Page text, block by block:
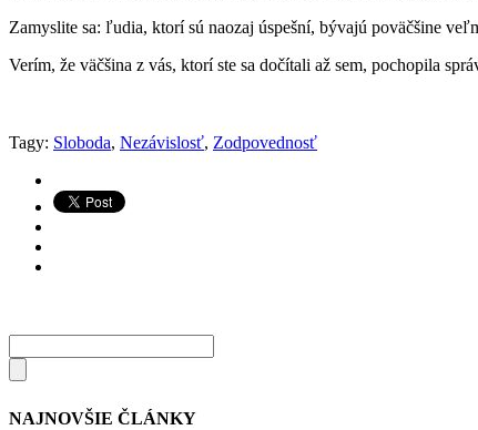
Zamyslite sa: ľudia, ktorí sú naozaj úspešní, bývajú poväčšine
Verím, že väčšina z vás, ktorí ste sa dočítali až sem, pochopila
Tagy: Sloboda, Nezávislosť, Zodpovednosť
NAJNOVŠIE ČLÁNKY